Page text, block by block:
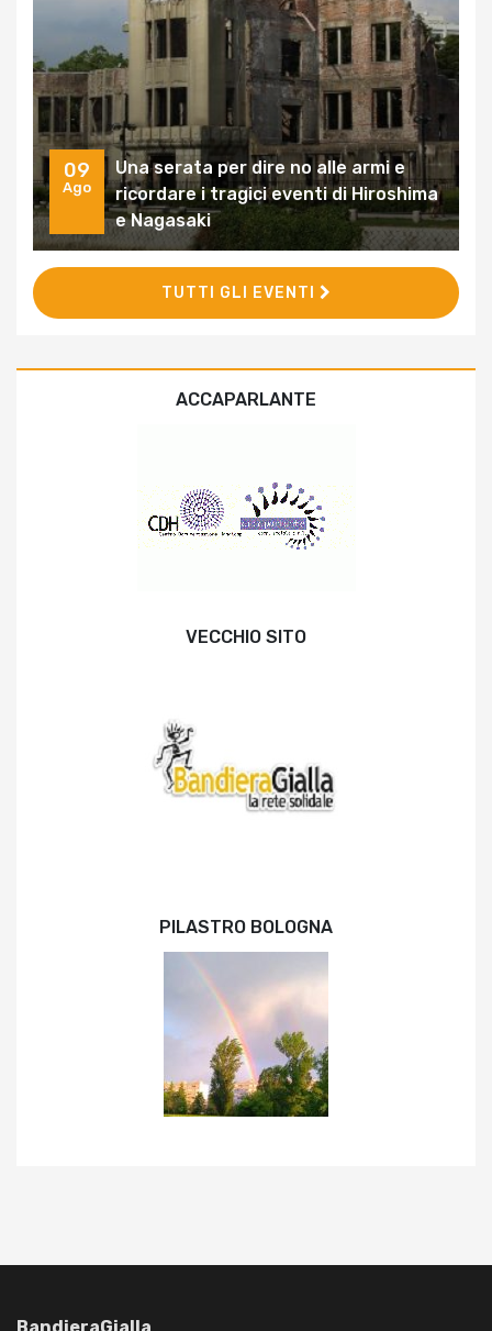
09
Ago
Una serata per dire no alle armi e
ricordare i tragici eventi di Hiroshima
e Nagasaki
TUTTI GLI EVENTI
ACCAPARLANTE
VECCHIO SITO
PILASTRO BOLOGNA